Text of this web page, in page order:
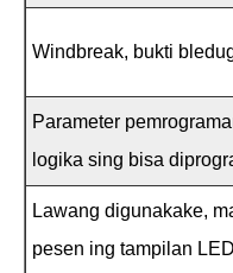
Windbreak, bukti
Parameter
logika sing bisa
Lawang digunakake,
pesen ing tampilan